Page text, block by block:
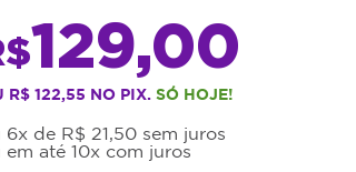
129,00
R$ 122,55 NO PIX. SÓ HOJE!
6x de R$ 21,50 sem juros
em até 10x com juros